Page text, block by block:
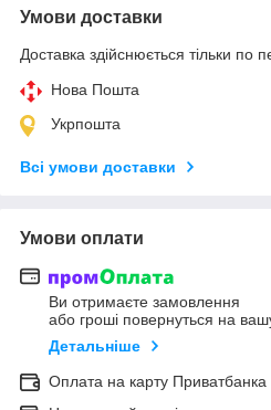
Умови доставки
Доставка здійснюється тільки по
Нова Пошта
Укрпошта
Всі умови доставки
Умови оплати
Ви отримаєте замовлення
або гроші повернуться на
Детальніше
Оплата на карту Приватбанка